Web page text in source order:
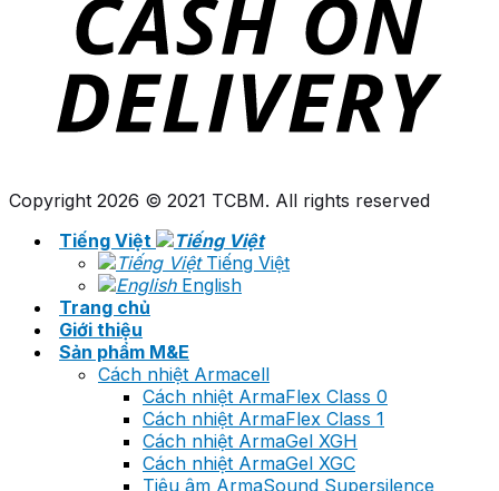
Copyright 2026 © 2021 TCBM. All rights reserved
Tiếng Việt
Tiếng Việt
English
Trang chủ
Giới thiệu
Sản phẩm M&E
Cách nhiệt Armacell
Cách nhiệt ArmaFlex Class 0
Cách nhiệt ArmaFlex Class 1
Cách nhiệt ArmaGel XGH
Cách nhiệt ArmaGel XGC
Tiêu âm ArmaSound Supersilence